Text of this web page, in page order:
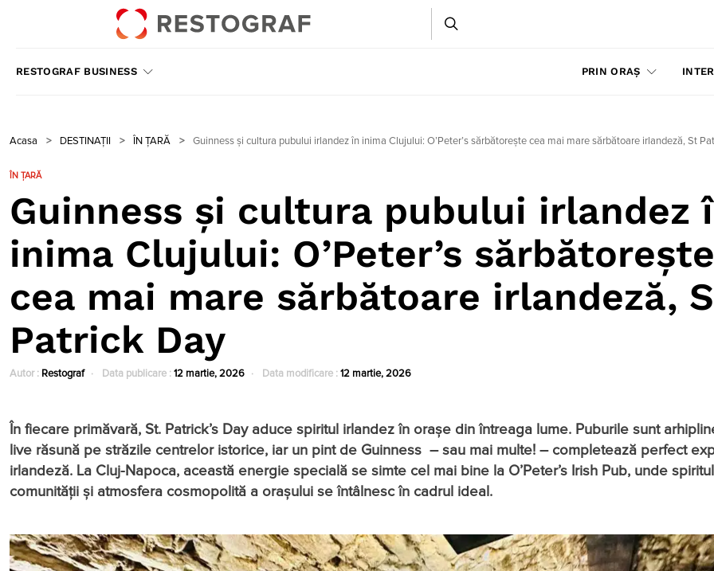
RESTOGRAF BUSINESS PRIN ORAȘ
Acasa > DESTINAȚII > ÎN ȚARĂ > Guinness și cultura pubului irlandez în inima Clujului: O’Peter’s sărbătorește cea mai mare sărbătoare irlandeză, St
ÎN ȚARĂ
Guinness și cultura pubului irlandez
inima Clujului: O’Peter’s sărbătorește
cea mai mare sărbătoare irlandeză,
Patrick Day
Autor : Restograf Data publicare : 12 martie, 2026 Data modificare : 12 martie, 2026
În fiecare primăvară, St. Patrick’s Day aduce spiritul irlandez în orașe din întreaga lume. Puburile sunt
live răsună pe străzile centrelor istorice, iar un pint de Guinness – sau mai multe! – completează perfect
irlandeză. La Cluj-Napoca, această energie specială se simte cel mai bine la O’Peter’s Irish Pub, unde spiritul
comunității și atmosfera cosmopolită a orașului se întâlnesc în cadrul ideal.